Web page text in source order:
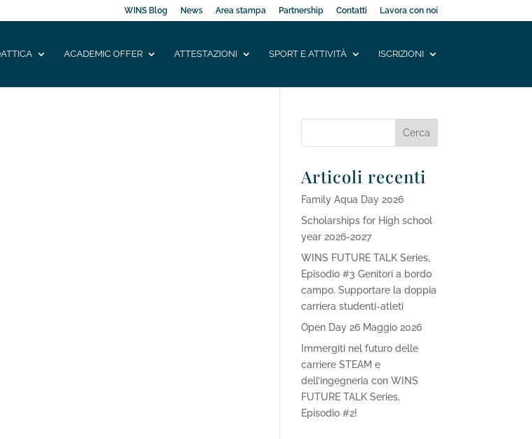
WINS Blog News Area stampa Partnership Contatti Lavora con noi
ACADEMIC OFFER ATTESTAZIONI SPORT E ATTIVITÀ ISCRIZIONI
Articoli recenti
Family Aqua Day 2026
Scholarships for High school
year 2026-2027
WINS FUTURE TALK Series,
Episodio #3 Genitori a bordo
campo. Supportare la doppia
carriera studenti-atleti
Open Day 26 Maggio 2026
Immergiti nel futuro delle
carriere STEAM e
dell’ingegneria con WINS
FUTURE TALK Series,
Episodio #2!